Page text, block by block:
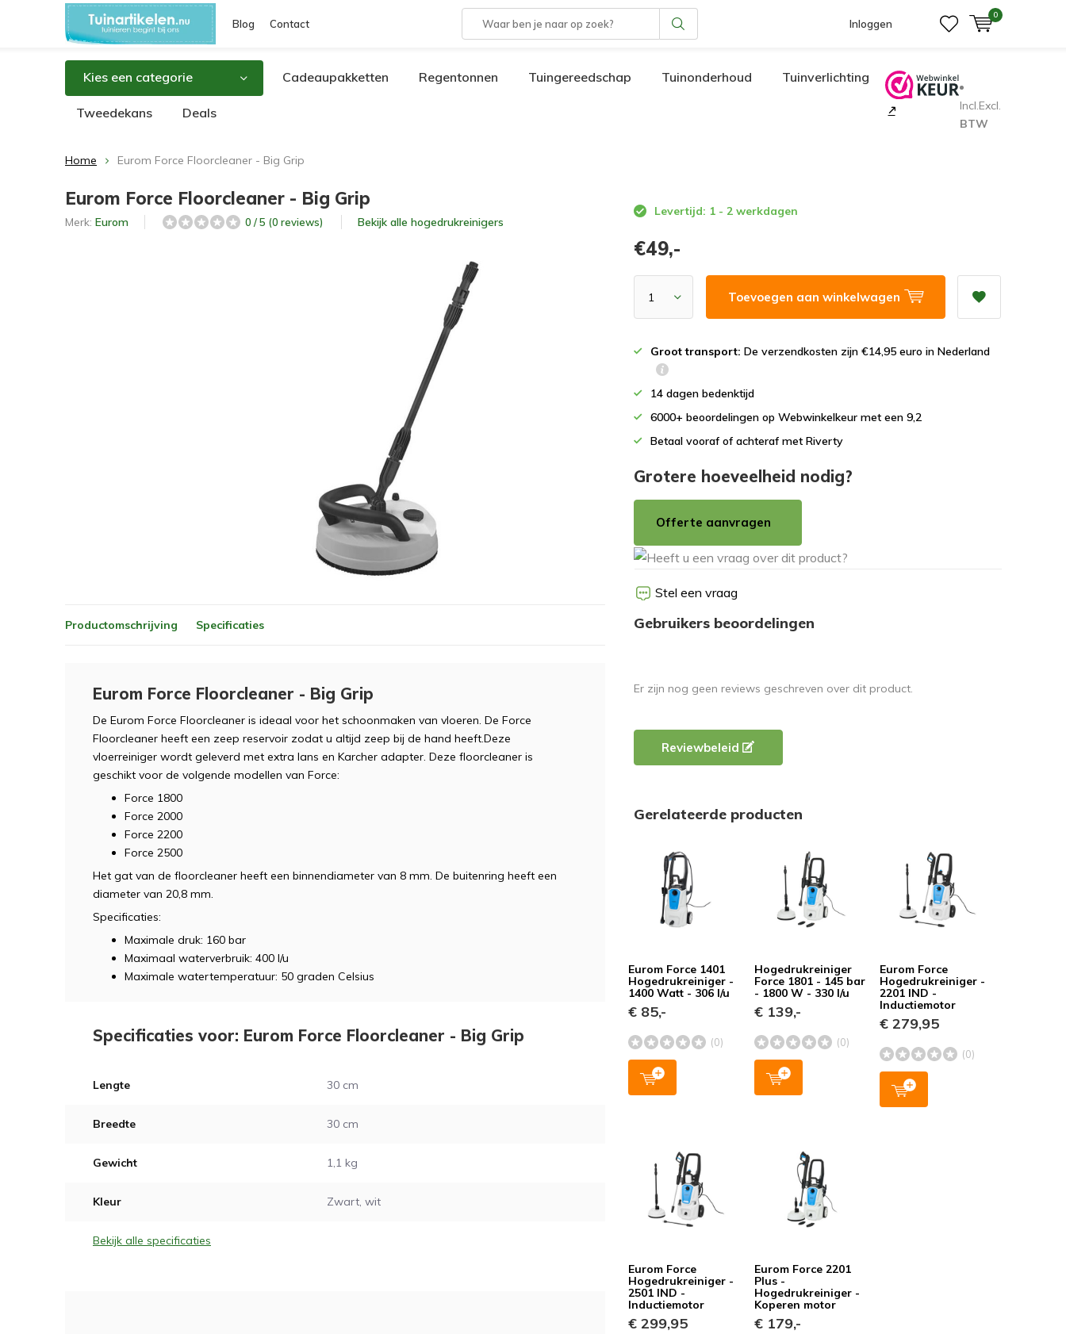
Blog Contact Inloggen
0
Kies een categorie Cadeaupakketten Regentonnen Tuingereedschap Tuinonderhoud Tuinverlichting
Tweedekans Deals Incl.Excl.
BTW
Home Eurom Force Floorcleaner - Big Grip
Eurom Force Floorcleaner - Big Grip
Merk: Eurom 0 / 5 (0 reviews) Bekijk alle hogedrukreinigers
Levertijd: 1 - 2 werkdagen
€49,-
Toevoegen aan winkelwagen
Groot transport: De verzendkosten zijn €14,95 euro in Nederland
14 dagen bedenktijd
6000+ beoordelingen op Webwinkelkeur met een 9,2
Betaal vooraf of achteraf met Riverty
Grotere hoeveelheid nodig?
Offerte aanvragen
Stel een vraag
Productomschrijving Specificaties
Eurom Force Floorcleaner - Big Grip
De Eurom Force Floorcleaner is ideaal voor het schoonmaken van vloeren. De Force
Floorcleaner heeft een zeep reservoir zodat u altijd zeep bij de hand heeft.Deze
vloerreiniger wordt geleverd met extra lans en Karcher adapter. Deze floorcleaner is
geschikt voor de volgende modellen van Force:
Force 1800
Force 2000
Force 2200
Force 2500
Het gat van de floorcleaner heeft een binnendiameter van 8 mm. De buitenring heeft een
diameter van 20,8 mm.
Specificaties:
Maximale druk: 160 bar
Maximaal waterverbruik: 400 l/u
Maximale watertemperatuur: 50 graden Celsius
Specificaties voor: Eurom Force Floorcleaner - Big Grip
Lengte 30 cm
Breedte 30 cm
Gewicht 1,1 kg
Kleur Zwart, wit
Bekijk alle specificaties
Gebruikers beoordelingen
Er zijn nog geen reviews geschreven over dit product.
Reviewbeleid
Gerelateerde producten
Eurom Force 1401
Hogedrukreiniger -
1400 Watt - 306 l/u
€ 85,-
(0)
Hogedrukreiniger
Force 1801 - 145 bar
- 1800 W - 330 l/u
€ 139,-
(0)
Eurom Force
Hogedrukreiniger -
2201 IND -
Inductiemotor
€ 279,95
(0)
Eurom Force
Hogedrukreiniger -
2501 IND -
Inductiemotor
€ 299,95
Eurom Force 2201
Plus -
Hogedrukreiniger -
Koperen motor
€ 179,-